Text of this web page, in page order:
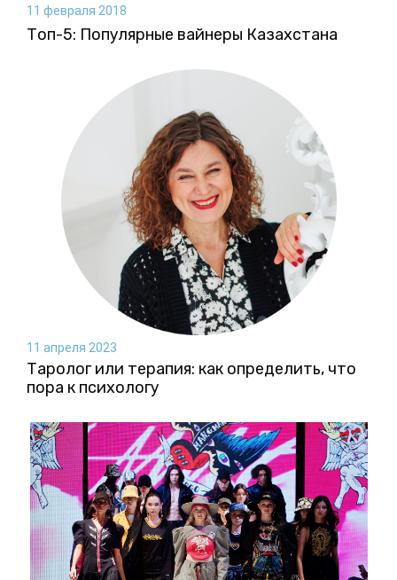
11 февраля 2018
Топ-5: Популярные вайнеры Казахстана
11 апреля 2023
Таролог или терапия: как определить, что
пора к психологу